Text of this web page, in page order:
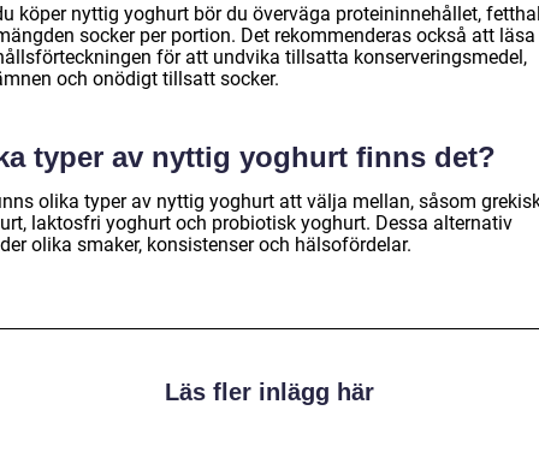
köper nyttig yoghurt bör du överväga proteininnehållet,
socker per portion. Det rekommenderas också att läsa
för att undvika tillsatta konserveringsmedel,
och onödigt tillsatt socker.
typer av nyttig yoghurt finns det?
olika typer av nyttig yoghurt att välja mellan, såsom
laktosfri yoghurt och probiotisk yoghurt. Dessa alternativ
olika smaker, konsistenser och hälsofördelar.
Läs fler inlägg här